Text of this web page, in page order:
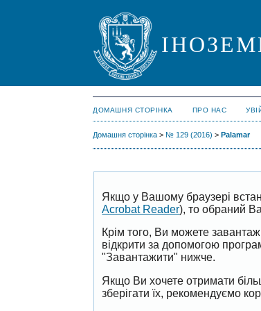
ДОМАШНЯ СТОРІНКА ПРО НАС
Домашня сторінка > № 129 (2016) >Palamar
Якщо у Вашому браузері
Acrobat Reader), то обраний
Крім того, Ви можете
відкрити за допомогою
"Завантажити" нижче.
Якщо Ви хочете отримати
зберігати їх, рекомендуємо